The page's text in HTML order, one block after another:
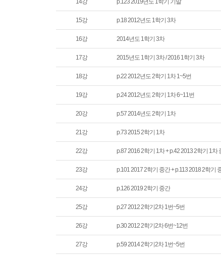
14강 p.123 2019년도 1학기 기말
15강 p.18 2012년도 1학기 3차
16강 2014년도 1학기 3차
17강 2015년도 1학기 3차 / 2016 1학기 3차
18강 p.22 2012년도 2학기 1차 1~5번
19강 p.24 2012년도 2학기 1차 6~11번
20강 p.57 2014년도 2학기 1차
21강 p.73 2015 2학기 1차
22강 p.87 2016 2학기 1차 + p.42 2013 2학기 1차
23강 p.101 2017 2학기 중간 + p.113 2018 2학기
24강 p.126 2019 2학기 중간
25강 p.27 2012 2학기2차 1번~5번
26강 p.30 2012 2학기2차 6번~12번
27강 p.59 2014 2학기2차 1번~5번